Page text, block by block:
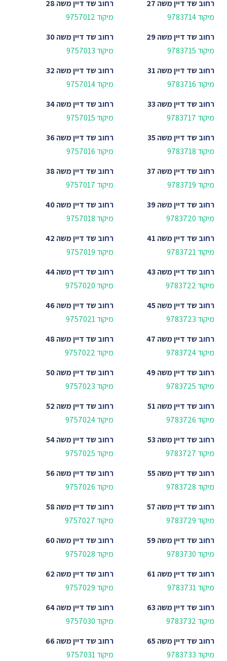
רחוב שד דיין משה 27
מיקוד 9783714
רחוב שד דיין משה 28
מיקוד 9757012
רחוב שד דיין משה 29
מיקוד 9783715
רחוב שד דיין משה 30
מיקוד 9757013
רחוב שד דיין משה 31
מיקוד 9783716
רחוב שד דיין משה 32
מיקוד 9757014
רחוב שד דיין משה 33
מיקוד 9783717
רחוב שד דיין משה 34
מיקוד 9757015
רחוב שד דיין משה 35
מיקוד 9783718
רחוב שד דיין משה 36
מיקוד 9757016
רחוב שד דיין משה 37
מיקוד 9783719
רחוב שד דיין משה 38
מיקוד 9757017
רחוב שד דיין משה 39
מיקוד 9783720
רחוב שד דיין משה 40
מיקוד 9757018
רחוב שד דיין משה 41
מיקוד 9783721
רחוב שד דיין משה 42
מיקוד 9757019
רחוב שד דיין משה 43
מיקוד 9783722
רחוב שד דיין משה 44
מיקוד 9757020
רחוב שד דיין משה 45
מיקוד 9783723
רחוב שד דיין משה 46
מיקוד 9757021
רחוב שד דיין משה 47
מיקוד 9783724
רחוב שד דיין משה 48
מיקוד 9757022
רחוב שד דיין משה 49
מיקוד 9783725
רחוב שד דיין משה 50
מיקוד 9757023
רחוב שד דיין משה 51
מיקוד 9783726
רחוב שד דיין משה 52
מיקוד 9757024
רחוב שד דיין משה 53
מיקוד 9783727
רחוב שד דיין משה 54
מיקוד 9757025
רחוב שד דיין משה 55
מיקוד 9783728
רחוב שד דיין משה 56
מיקוד 9757026
רחוב שד דיין משה 57
מיקוד 9783729
רחוב שד דיין משה 58
מיקוד 9757027
רחוב שד דיין משה 59
מיקוד 9783730
רחוב שד דיין משה 60
מיקוד 9757028
רחוב שד דיין משה 61
מיקוד 9783731
רחוב שד דיין משה 62
מיקוד 9757029
רחוב שד דיין משה 63
מיקוד 9783732
רחוב שד דיין משה 64
מיקוד 9757030
רחוב שד דיין משה 65
מיקוד 9783733
רחוב שד דיין משה 66
מיקוד 9757031